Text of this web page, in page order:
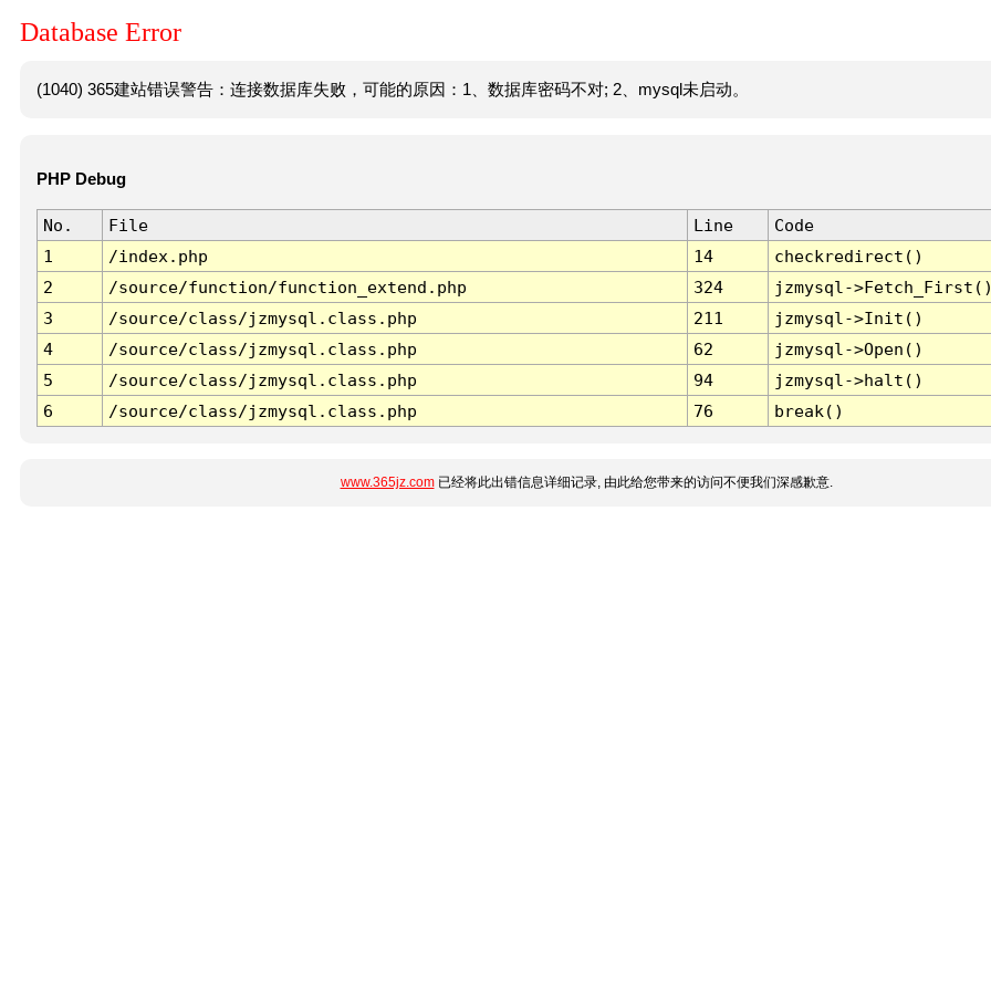
Database Error
(1040) 365建站错误警告：连接数据库失败，可能的原因：1、数据库密码不对; 2、mysql未启动。
PHP Debug
No. File Line
Code
1
/index.php 14
checkredirect()
2
/source/function/function_extend.php 324
jzmysql-
3
/source/class/jzmysql.class.php 211
jzmysql->Init()
4
/source/class/jzmysql.class.php 62
jzmysql->Open()
5
/source/class/jzmysql.class.php 94
jzmysql->halt()
6
/source/class/jzmysql.class.php 76 break()
www.365jz.com已经将此出错信息详细记录, 由此给您带来的访问不便我们深感歉意.